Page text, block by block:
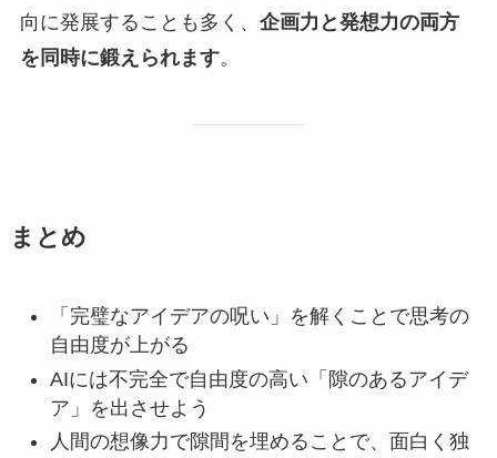
向に発展することも多く、 企画力と発想力の両方
を同時に鍛えられます。
まとめ
「完璧なアイデアの呪い」を解くことで思考の
自由度が上がる
AIには不完全で自由度の高い「隙のあるアイデ
ア」を出させよう
人間の想像力で隙間を埋めることで、面白く独